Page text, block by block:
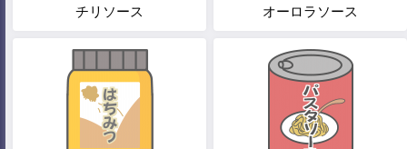
チリソース オーロラソース